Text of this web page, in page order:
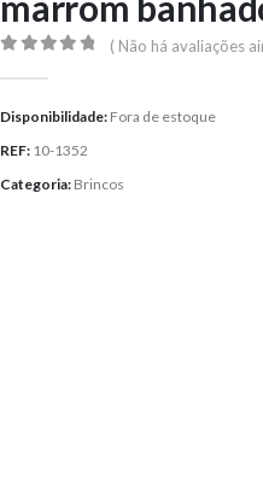
( Não há avaliações
Disponibilidade: Fora de estoque
REF: 10-1352
Categoria: Brincos